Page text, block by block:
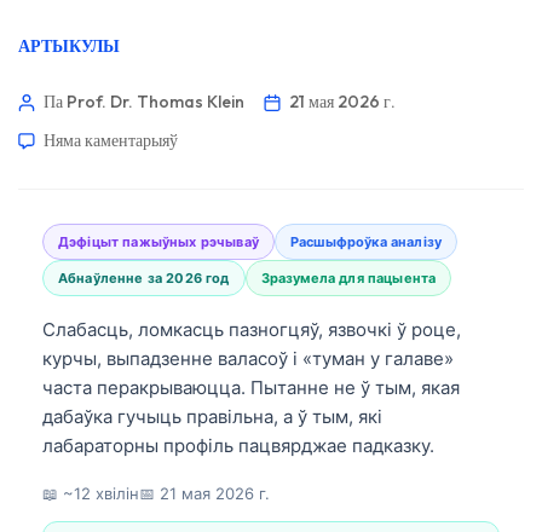
АРТЫКУЛЫ
Па Prof. Dr. Thomas Klein
21 мая 2026 г.
Няма каментарыяў
Дэфіцыт пажыўных рэчываў Расшыфроўка аналізу
Абнаўленне за 2026 год Зразумела для пацыента
Слабасць, ломкасць пазногцяў, язвочкі ў роце,
курчы, выпадзенне валасоў і «туман у галаве»
часта перакрываюцца. Пытанне не ў тым, якая
дабаўка гучыць правільна, а ў тым, які
лабараторны профіль пацвярджае падказку.
📖 ~12 хвілін📅 21 мая 2026 г.